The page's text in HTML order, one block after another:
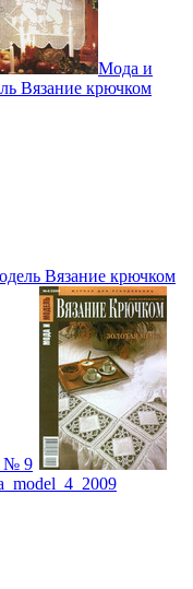
Мода и
Вязание крючком
Вязание крючком
№ 9